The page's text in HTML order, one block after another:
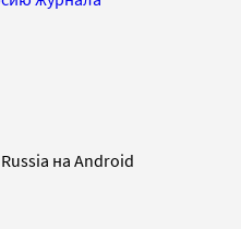
на Android